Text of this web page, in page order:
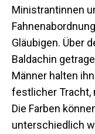
Ministrantinnen
Gläubigen. Über
Baldachin
Männer halten
festlicher Tracht,
Die Farben
unterschiedlich